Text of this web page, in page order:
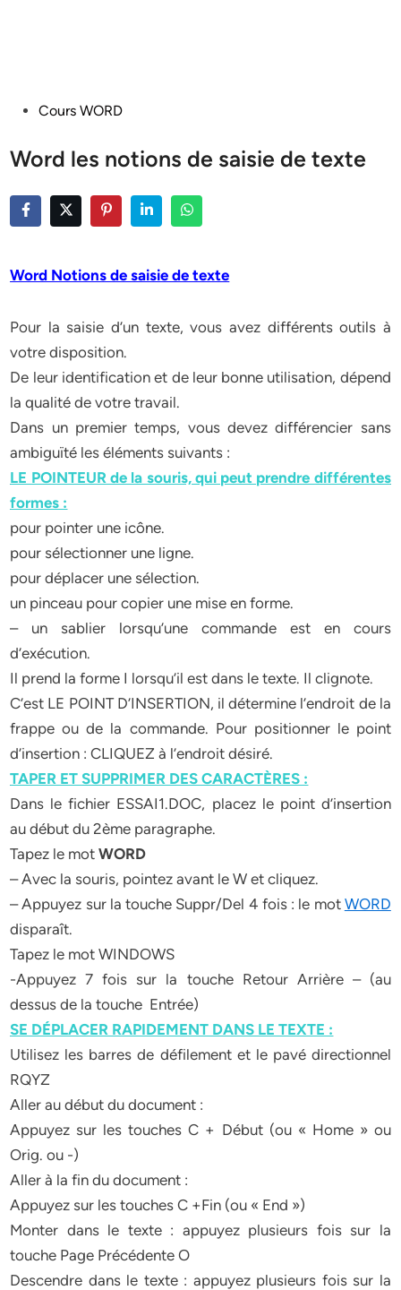
PostedCours WORD
Word les notions de saisie de texte
Word Notions de saisie de texte
Pour la saisie d’un texte, vous avez différents outils à
votre disposition.
De leur identification et de leur bonne utilisation, dépend
la qualité de votre travail.
Dans un premier temps, vous devez différencier sans
ambiguïté les éléments suivants :
LE POINTEUR de la souris, qui peut prendre différentes
formes :
pour pointer une icône.
pour sélectionner une ligne.
pour déplacer une sélection.
un pinceau pour copier une mise en forme.
– un sablier lorsqu’une commande est en cours
d’exécution.
Il prend la forme I lorsqu’il est dans le texte. Il clignote.
C’est LE POINT D’INSERTION, il détermine l’endroit de la
frappe ou de la commande. Pour positionner le point
d’insertion : CLIQUEZ à l’endroit désiré.
TAPER ET SUPPRIMER DES CARACTÈRES :
Dans le fichier ESSAI1.DOC, placez le point d’insertion
au début du 2ème paragraphe.
Tapez le motWORD
– Avec la souris, pointez avant le W et cliquez.
– Appuyez sur la touche Suppr/Del 4 fois : le mot WORD
disparaît.
Tapez le mot WINDOWS
-Appuyez 7 fois sur la touche Retour Arrière – (au
dessus de la touche Entrée)
SE DÉPLACER RAPIDEMENT DANS LE TEXTE :
Utilisez les barres de défilement et le pavé directionnel
RQYZ
Aller au début du document :
Appuyez sur les touches C + Début (ou « Home » ou
Orig. ou -)
Aller à la fin du document :
Appuyez sur les touches C +Fin (ou « End »)
Monter dans le texte : appuyez plusieurs fois sur la
touche Page Précédente O
Descendre dans le texte : appuyez plusieurs fois sur la